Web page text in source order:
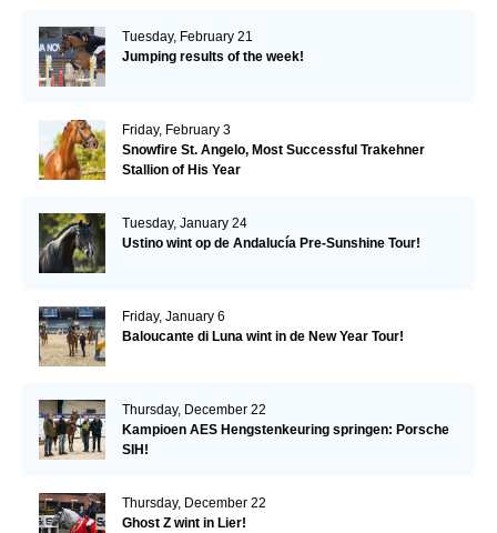
Tuesday, February 21
Jumping results of the week!
Friday, February 3
Snowfire St. Angelo, Most Successful Trakehner
Stallion of His Year
Tuesday, January 24
Ustino wint op de Andalucía Pre-Sunshine Tour!
Friday, January 6
Baloucante di Luna wint in de New Year Tour!
Thursday, December 22
Kampioen AES Hengstenkeuring springen: Porsche
SIH!
Thursday, December 22
Ghost Z wint in Lier!